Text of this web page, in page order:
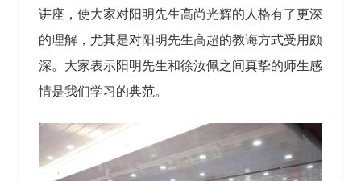
讲座，使大家对阳明先生高尚光辉的人格有了更深
的理解，尤其是对阳明先生高超的教诲方式受用颇
深。大家表示阳明先生和徐汝佩之间真挚的师生感
情是我们学习的典范。